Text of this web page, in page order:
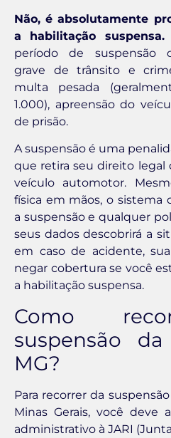
Não, é absolutamente
a habilitação suspensa.
período de suspensão
grave de trânsito e
multa pesada
1.000), apreensão do
de prisão.
A suspensão é uma
que retira seu direito legal
veículo automotor.
física em mãos, o sistema
a suspensão e qualquer
seus dados descobrirá a
em caso de acidente,
negar cobertura se você
a habilitação suspensa.
Como
suspensão
MG?
Para recorrer da
Minas Gerais, você deve
administrativo à JARI